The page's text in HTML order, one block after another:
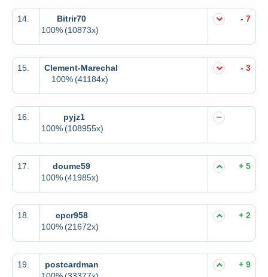
14.
Bitrir70
100%(10873x)
- 7
15.
Clement-Marechal
100% (41184x)
- 3
16.
pyjz1
100%(108955x)
17.
doume59
100%(41985x)
+ 5
18.
cpcr958
100%(21672x)
+ 2
19.
postcardman
+ 9